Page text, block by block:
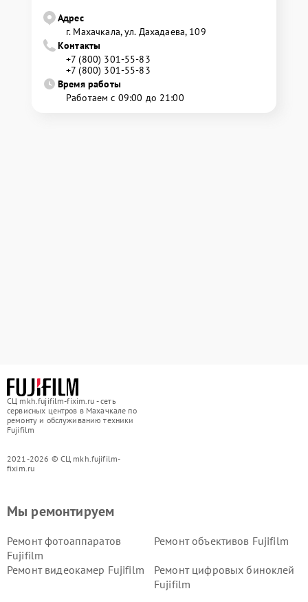
Адрес
г. Махачкала, ул. Дахадаева, 109
Контакты
+7 (800) 301-55-83
+7 (800) 301-55-83
Время работы
Работаем с 09:00 до 21:00
СЦ mkh.fujifilm-fixim.ru - сеть
сервисных центров в Махачкале по
ремонту и обслуживанию техники
Fujifilm
2021-2026 © СЦ mkh.fujifilm-
fixim.ru
Мы ремонтируем
Ремонт фотоаппаратов
Fujifilm
Ремонт объективов Fujifilm
Ремонт видеокамер Fujifilm
Ремонт цифровых биноклей
Fujifilm